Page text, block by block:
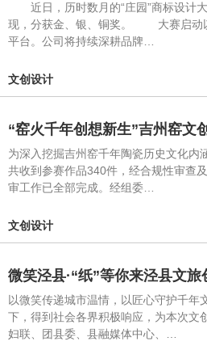
近日，历时数月的“庄园”商标设计
现，分获金、银、铜奖。 大赛启动以
平台。公司将持续深耕品牌…
文创设计
“窑火千年创想新生”吉州窑文
为深入挖掘吉州窑千年陶瓷历史文化内
共收到参赛作品340件，经合规性审查
审工作已全部完成。经组委…
文创设计
微笑泾县·“纸”等你来泾县文
以微笑传递城市温情，以匠心守护千年
下，得到社会各界积极响应，为本次文
妇联、团县委、县融媒体中心、…